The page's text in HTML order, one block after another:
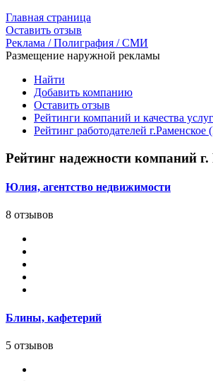
Главная страница
Оставить отзыв
Реклама / Полиграфия / СМИ
Размещение наружной рекламы
Найти
Добавить компанию
Оставить отзыв
Рейтинги компаний и качества услуг
Рейтинг работодателей
Рейтинг надежности компаний
Юлия, агентство недвижимости
8 отзывов
Блины, кафетерий
5 отзывов